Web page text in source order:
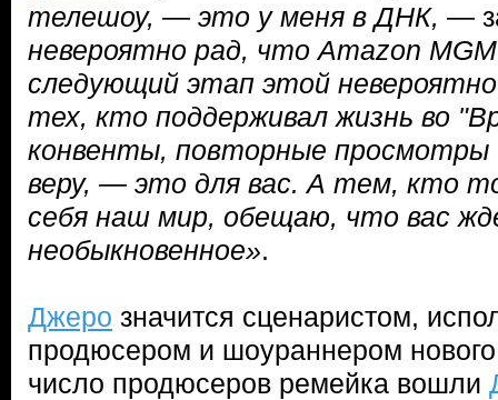
телешоу, — это у меня в ДНК, —
невероятно рад, что Amazon
следующий этап этой
тех, кто поддерживал жизнь во
конвенты, повторные просмотры
веру, — это для вас. А тем, кто
себя наш мир, обещаю, что вас
необыкновенное».
Джеро значится сценаристом,
продюсером и шоураннером
число продюсеров ремейка вошли